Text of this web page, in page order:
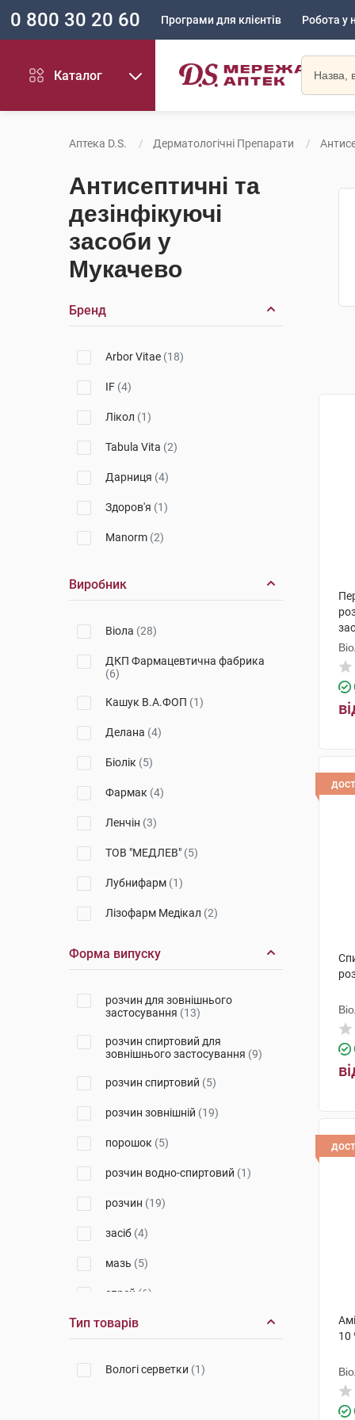
0 800 30 20 60 Програми для клієнтів Робота у
Каталог
Аптека D.S. Дерматологічні Препарати
Антисептичні та
дезінфікуючі
засоби у
Мукачево
Бренд
Arbor Vitae (18)
IF (4)
Лікол (1)
Tabula Vita (2)
Дарниця (4)
Здоров'я (1)
Manorm (2)
Виробник
Віола (28)
ДКП Фармацевтична фабрика
(6)
Кашук В.А.ФОП (1)
Делана (4)
Біолік (5)
Фармак (4)
Ленчін (3)
ТОВ "МЕДЛЕВ" (5)
Лубнифарм (1)
Лізофарм Медікал (2)
Леда(2)
Тернофарм (1)
ОлайнФарм(1)
Форма випуску
розчин для зовнішнього
застосування (13)
розчин спиртовий для
зовнішнього застосування (9)
розчин спиртовий (5)
розчин зовнішній (19)
порошок (5)
розчин водно-спиртовий (1)
розчин (19)
засіб (4)
мазь (5)
спрей (6)
розчин концентрований
Тип товарів
Вологі серветки (1)
10